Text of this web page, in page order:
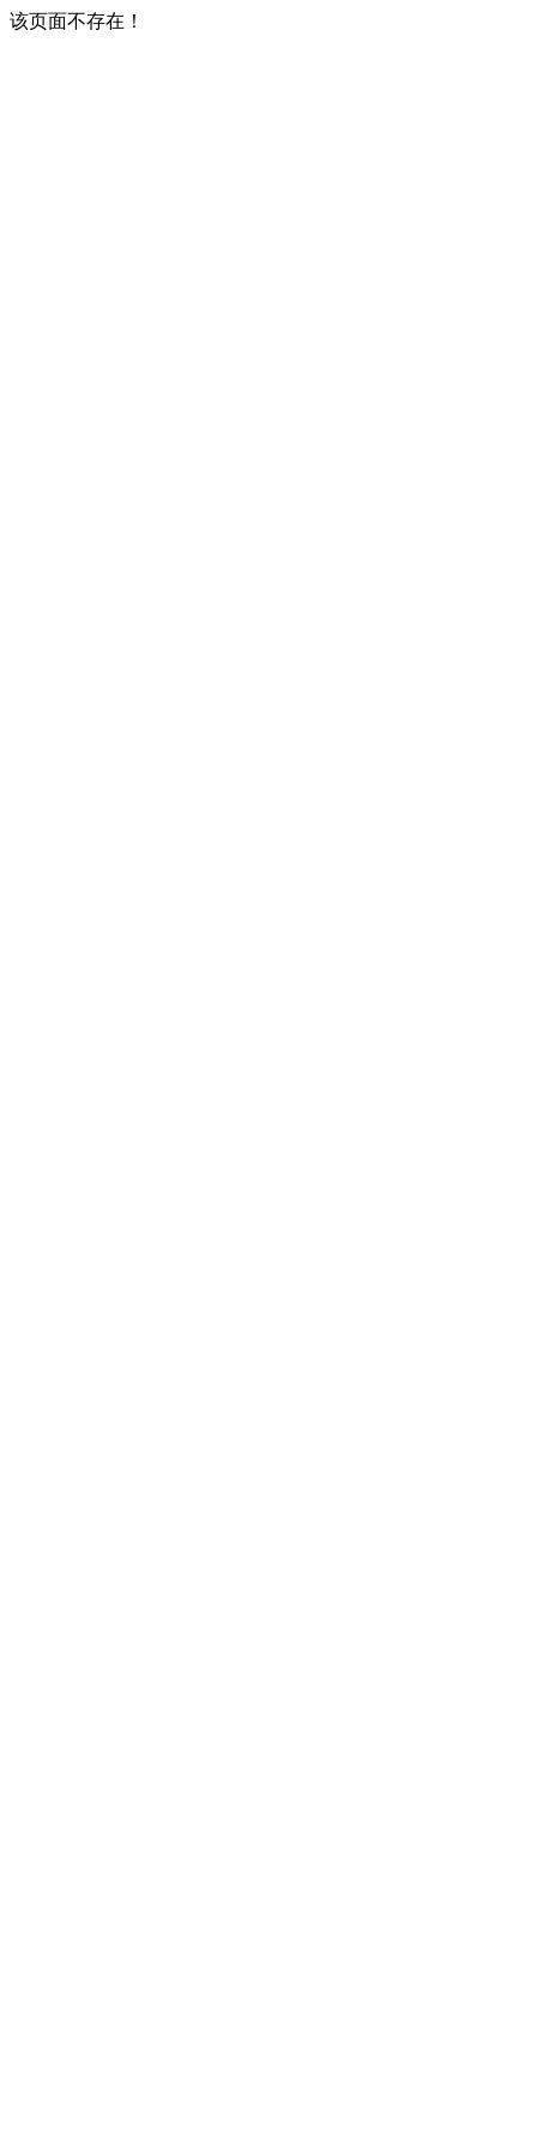
该页面不存在！